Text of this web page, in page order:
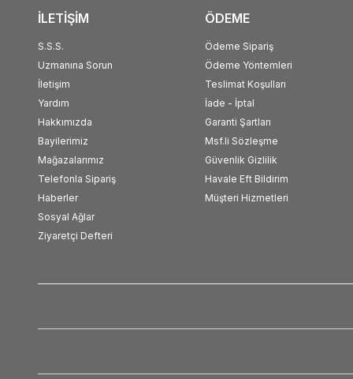
İLETİŞİM
S.S.S.
Uzmanına Sorun
İletişim
Yardım
Hakkımızda
Bayilerimiz
Mağazalarımız
Telefonla Sipariş
Haberler
Sosyal Ağlar
Ziyaretçi Defteri
ÖDEME
Ödeme Sipariş
Ödeme Yöntemleri
Teslimat Koşulları
İade - İptal
Garanti Şartları
Msf.li Sözleşme
Güvenlik Gizlilik
Havale Eft Bildirim
Müşteri Hizmetleri